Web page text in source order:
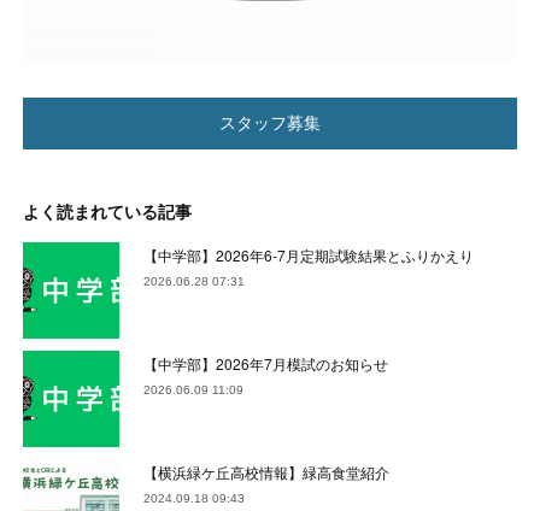
スタッフ募集
よく読まれている記事
【中学部】2026年6-7月定期試験結果とふりかえり
2026.06.28 07:31
【中学部】2026年7月模試のお知らせ
2026.06.09 11:09
【横浜緑ケ丘高校情報】緑高食堂紹介
2024.09.18 09:43